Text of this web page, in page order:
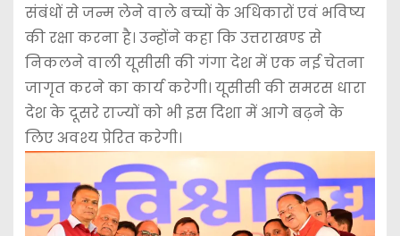
संबंधों से जन्म लेने वाले बच्चों के अधिकारों एवं भविष्य
की रक्षा करना है। उन्होंने कहा कि उत्तराखण्ड से
निकलने वाली यूसीसी की गंगा देश में एक नई चेतना
जागृत करने का कार्य करेगी। यूसीसी की समरस धारा
देश के दूसरे राज्यों को भी इस दिशा में आगे बढ़ने के
लिए अवश्य प्रेरित करेगी।